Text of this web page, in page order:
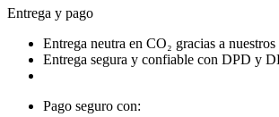
Entrega y pago
Entrega neutra en CO₂ gracias a
Entrega segura y confiable con DPD y
Pago seguro con: